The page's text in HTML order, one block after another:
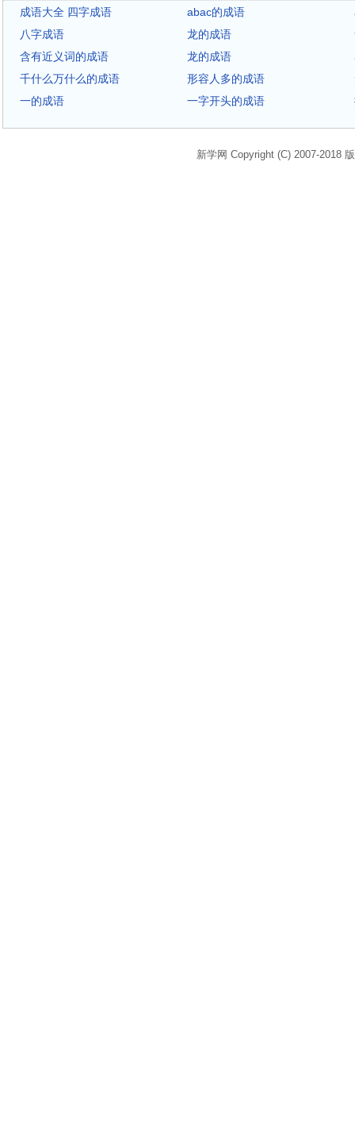
成语大全 四字成语 abac的成语
八字成语
龙的成语
含有近义词的成语
龙的成语
千什么万什么的成语
形容人多的成语
一的成语
一字开头的成语
新学网 Copyright (C) 2007-2018